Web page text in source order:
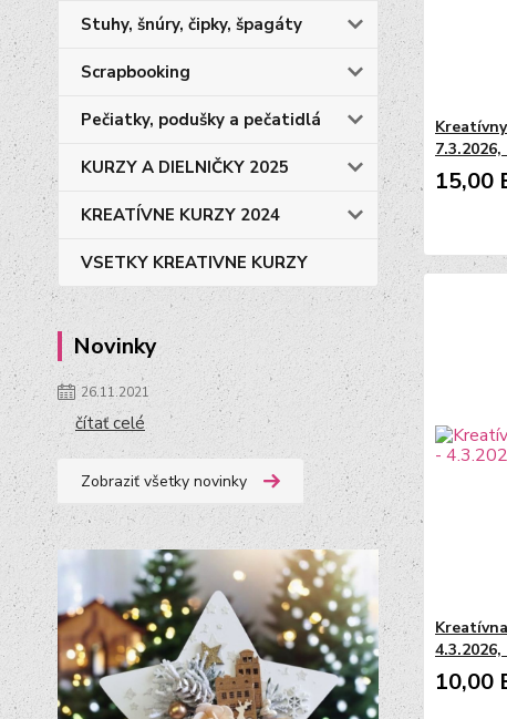
Stuhy, šnúry, čipky, špagáty
Scrapbooking
Pečiatky, podušky a pečatidlá
KURZY A DIELNIČKY 2025
KREATÍVNE KURZY 2024
VSETKY KREATIVNE KURZY
Novinky
26.11.2021
čítať celé
Zobraziť všetky novinky
7.3.2026,
15,00
4.3.2026,
10,00